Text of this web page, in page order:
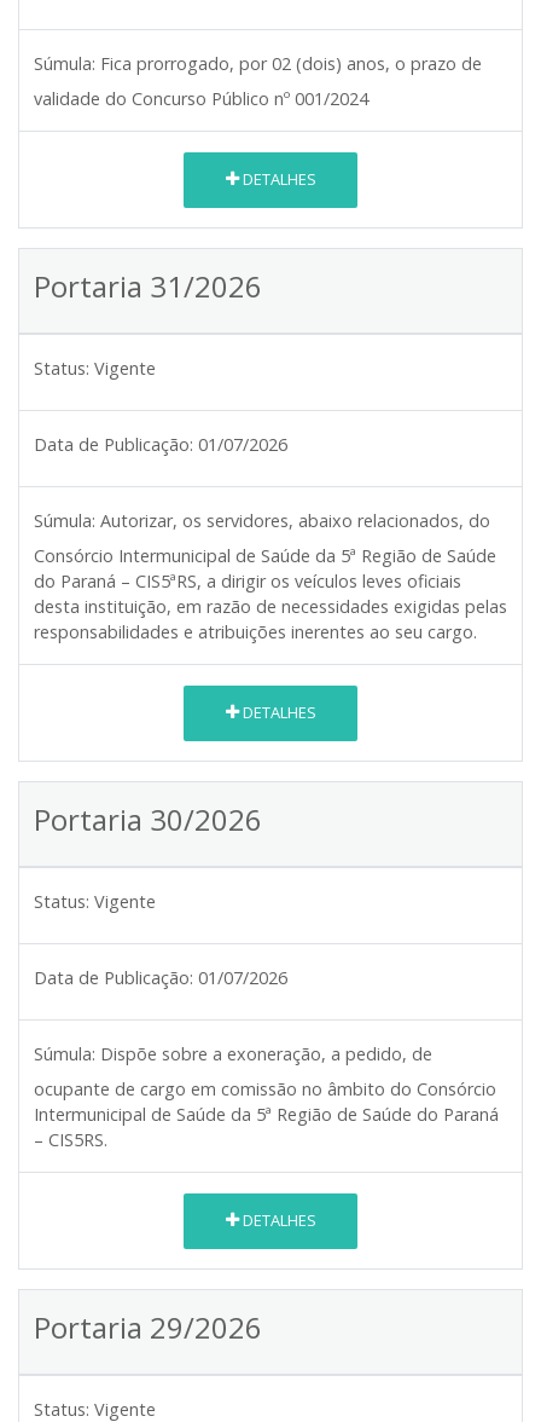
Súmula: Fica prorrogado, por 02 (dois) anos, o prazo de
validade do Concurso Público nº 001/2024
DETALHES
Portaria 31/2026
Status: Vigente
Data de Publicação: 01/07/2026
Súmula: Autorizar, os servidores, abaixo relacionados, do
Consórcio Intermunicipal de Saúde da 5ª Região de Saúde
do Paraná – CIS5ªRS, a dirigir os veículos leves oficiais
desta instituição, em razão de necessidades exigidas pelas
responsabilidades e atribuições inerentes ao seu cargo.
DETALHES
Portaria 30/2026
Status: Vigente
Data de Publicação: 01/07/2026
Súmula: Dispõe sobre a exoneração, a pedido, de
ocupante de cargo em comissão no âmbito do Consórcio
Intermunicipal de Saúde da 5ª Região de Saúde do Paraná
– CIS5RS.
DETALHES
Portaria 29/2026
Status: Vigente